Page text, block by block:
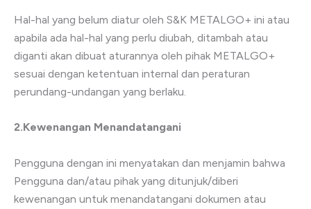
Hal-hal yang belum diatur oleh S&K METALGO+ ini atau
apabila ada hal-hal yang perlu diubah, ditambah atau
diganti akan dibuat aturannya oleh pihak METALGO+
sesuai dengan ketentuan internal dan peraturan
perundang-undangan yang berlaku.
2.Kewenangan Menandatangani
Pengguna dengan ini menyatakan dan menjamin bahwa
Pengguna dan/atau pihak yang ditunjuk/diberi
kewenangan untuk menandatangani dokumen atau